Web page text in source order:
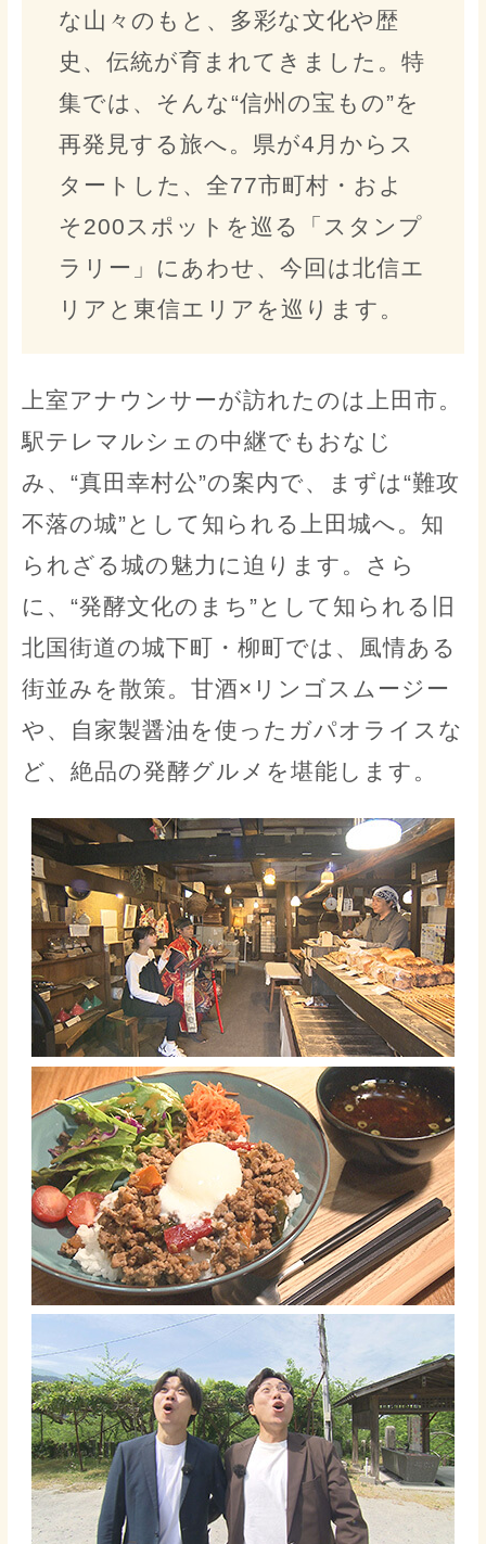
な山々のもと、多彩な文化や歴
史、伝統が育まれてきました。特
集では、そんな“信州の宝もの”を
再発見する旅へ。県が4月からス
タートした、全77市町村・およ
そ200スポットを巡る「スタンプ
ラリー」にあわせ、今回は北信エ
リアと東信エリアを巡ります。
上室アナウンサーが訪れたのは上田市。
駅テレマルシェの中継でもおなじ
み、“真田幸村公”の案内で、まずは“難攻
不落の城”として知られる上田城へ。知
られざる城の魅力に迫ります。さら
に、“発酵文化のまち”として知られる旧
北国街道の城下町・柳町では、風情ある
街並みを散策。甘酒×リンゴスムージー
や、自家製醤油を使ったガパオライスな
ど、絶品の発酵グルメを堪能します。